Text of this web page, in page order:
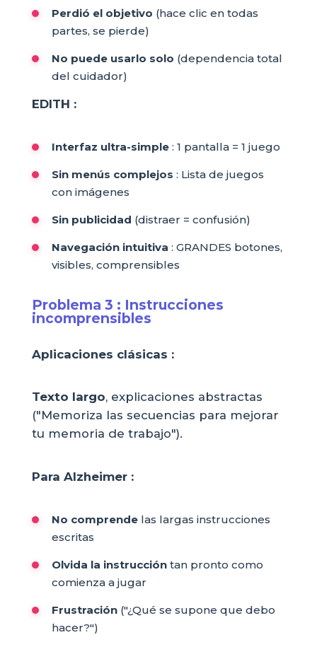
Perdió el objetivo (hace clic en todas
partes, se pierde)
No puede usarlo solo (dependencia total
del cuidador)
EDITH :
Interfaz ultra-simple: 1 pantalla = 1 juego
Sin menús complejos : Lista de juegos
con imágenes
Sin publicidad (distraer = confusión)
Navegación intuitiva : GRANDES botones,
visibles, comprensibles
Problema 3 : Instrucciones
incomprensibles
Aplicaciones clásicas :
Texto largo, explicaciones abstractas
("Memoriza las secuencias para mejorar
tu memoria de trabajo").
Para Alzheimer :
No comprendelas largas instrucciones
escritas
Olvida la instruccióntan pronto como
comienza a jugar
Frustración("¿Qué se supone que debo
hacer?")